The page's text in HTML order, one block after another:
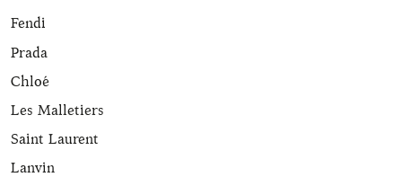
Fendi
Prada
Chloé
Les Malletiers
Saint Laurent
Lanvin